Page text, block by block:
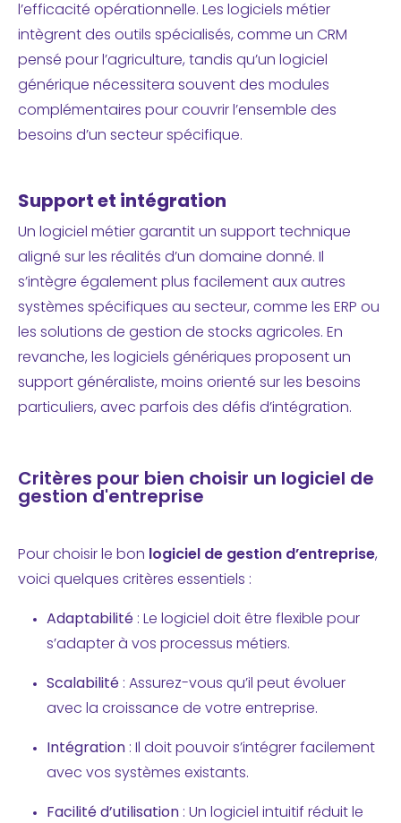
l’efficacité opérationnelle. Les logiciels métier
intègrent des outils spécialisés, comme un CRM
pensé pour l’agriculture, tandis qu’un logiciel
générique nécessitera souvent des modules
complémentaires pour couvrir l’ensemble des
besoins d’un secteur spécifique.
Support et intégration
Un logiciel métier garantit un support technique
aligné sur les réalités d’un domaine donné. Il
s’intègre également plus facilement aux autres
systèmes spécifiques au secteur, comme les ERP ou
les solutions de gestion de stocks agricoles. En
revanche, les logiciels génériques proposent un
support généraliste, moins orienté sur les besoins
particuliers, avec parfois des défis d’intégration.
Critères pour bien choisir un logiciel de
gestion d'entreprise
Pour choisir le bon logiciel de gestion d’entreprise,
voici quelques critères essentiels :
Adaptabilité : Le logiciel doit être flexible pour
s’adapter à vos processus métiers.
Scalabilité : Assurez-vous qu’il peut évoluer
avec la croissance de votre entreprise.
Intégration : Il doit pouvoir s’intégrer facilement
avec vos systèmes existants.
Facilité d’utilisation : Un logiciel intuitif réduit le